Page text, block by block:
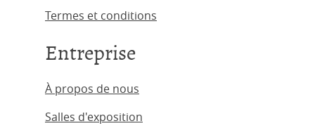
Termes et conditions
Entreprise
À propos de nous
Salles d'exposition